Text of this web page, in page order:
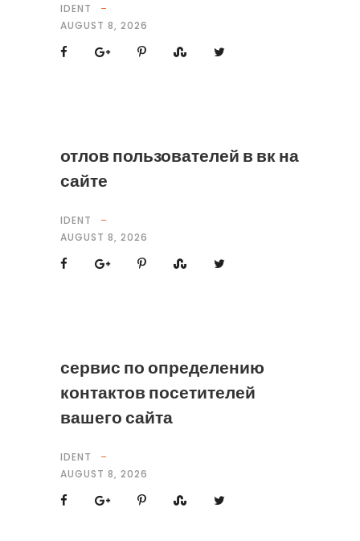
IDENT
AUGUST 8, 2026
отлов пользователей в вк на
сайте
IDENT
AUGUST 8, 2026
сервис по определению
контактов посетителей
вашего сайта
IDENT
AUGUST 8, 2026